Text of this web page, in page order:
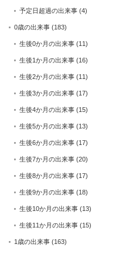
予定日超過の出来事 (4)
0歳の出来事 (183)
生後0か月の出来事 (11)
生後1か月の出来事 (16)
生後2か月の出来事 (11)
生後3か月の出来事 (17)
生後4か月の出来事 (15)
生後5か月の出来事 (13)
生後6か月の出来事 (17)
生後7か月の出来事 (20)
生後8か月の出来事 (17)
生後9か月の出来事 (18)
生後10か月の出来事 (13)
生後11か月の出来事 (15)
1歳の出来事 (163)